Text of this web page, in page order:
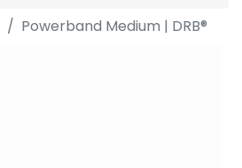
Powerband Medium | DRB®